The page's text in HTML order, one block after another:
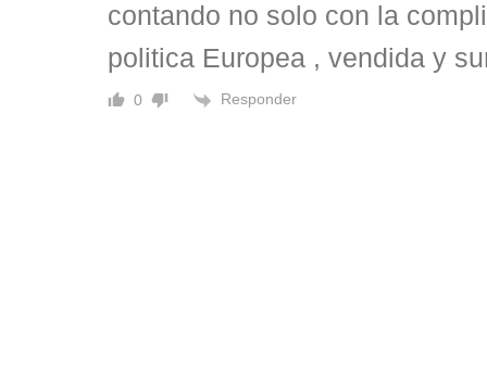
contando no solo con la
politica Europea , vendida y
0 Responder